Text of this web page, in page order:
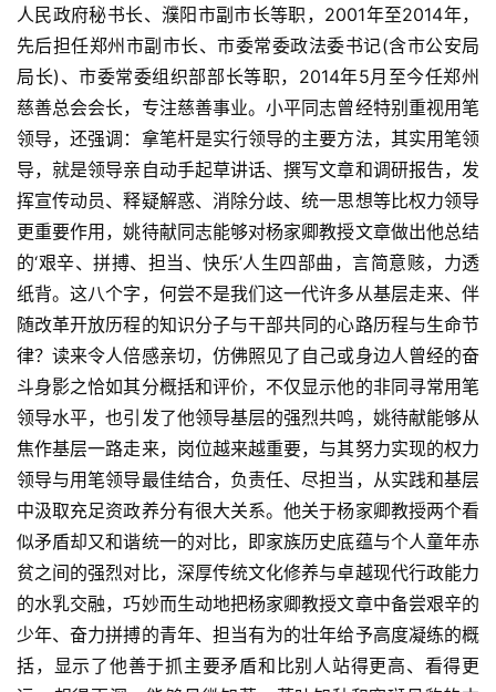
人民政府秘书长、濮阳市副市长等职，2001年至2014年，
先后担任郑州市副市长、市委常委政法委书记(含市公安局
局长)、市委常委组织部部长等职，2014年5月至今任郑州
慈善总会会长，专注慈善事业。小平同志曾经特别重视用笔
领导，还强调：拿笔杆是实行领导的主要方法，其实用笔领
导，就是领导亲自动手起草讲话、撰写文章和调研报告，发
挥宣传动员、释疑解惑、消除分歧、统一思想等比权力领导
更重要作用，姚待献同志能够对杨家卿教授文章做出他总结
的‘艰辛、拼搏、担当、快乐’人生四部曲，言简意赅，力透
纸背。这八个字，何尝不是我们这一代许多从基层走来、伴
随改革开放历程的知识分子与干部共同的心路历程与生命节
律？读来令人倍感亲切，仿佛照见了自己或身边人曾经的奋
斗身影之恰如其分概括和评价，不仅显示他的非同寻常用笔
领导水平，也引发了他领导基层的强烈共鸣，姚待献能够从
焦作基层一路走来，岗位越来越重要，与其努力实现的权力
领导与用笔领导最佳结合，负责任、尽担当，从实践和基层
中汲取充足资政养分有很大关系。他关于杨家卿教授两个看
似矛盾却又和谐统一的对比，即家族历史底蕴与个人童年赤
贫之间的强烈对比，深厚传统文化修养与卓越现代行政能力
的水乳交融，巧妙而生动地把杨家卿教授文章中备尝艰辛的
少年、奋力拼搏的青年、担当有为的壮年给予高度凝练的概
括，显示了他善于抓主要矛盾和比别人站得更高、看得更